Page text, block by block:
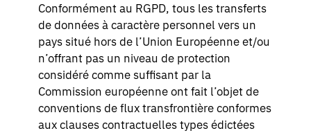
Conformément au RGPD, tous les transferts
de données à caractère personnel vers un
pays situé hors de l’Union Européenne et/ou
n’offrant pas un niveau de protection
considéré comme suffisant par la
Commission européenne ont fait l’objet de
conventions de flux transfrontière conformes
aux clauses contractuelles types édictées